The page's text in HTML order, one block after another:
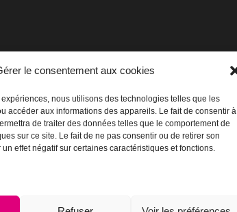
le consentement aux cookies
nous utilisons des technologies telles que les
accéder aux informations des appareils. Le fait de consentir à
de traiter des données telles que le comportement de
sur ce site. Le fait de ne pas consentir ou de retirer son
effet négatif sur certaines caractéristiques et fonctions.